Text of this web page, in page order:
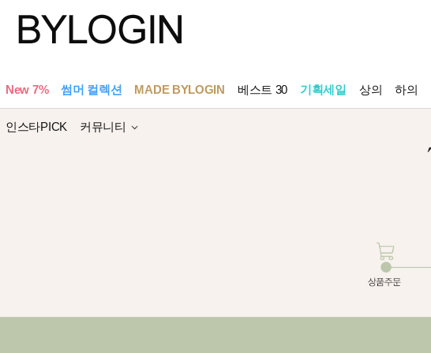
New 7% 썸머 컬렉션 MADE BYLOGIN 베스트 30 기획세일 상의 하의
인스타PICK 커뮤니티